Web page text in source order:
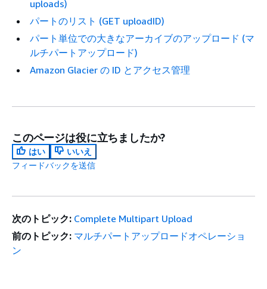
uploads)
パートのリスト (GET uploadID)
パート単位での大きなアーカイブのアップロード (マ
ルチパートアップロード)
Amazon Glacier の ID とアクセス管理
このページは役に立ちましたか?
はい
いいえ
フィードバックを送信
次のトピック: Complete Multipart Upload
前のトピック: マルチパートアップロードオペレーショ
ン